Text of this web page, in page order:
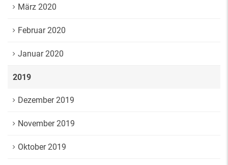
März 2020
Februar 2020
Januar 2020
2019
Dezember 2019
November 2019
Oktober 2019